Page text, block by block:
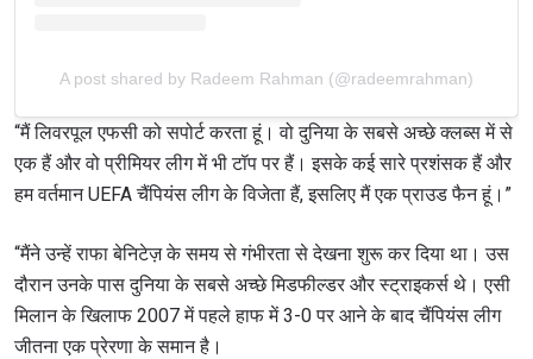
A post shared by Radeem Rahman (@radeemrahman)
“मैं लिवरपूल एफसी को सपोर्ट करता हूं। वो दुनिया के सबसे अच्छे क्लब्स में से
एक हैं और वो प्रीमियर लीग में भी टॉप पर हैं। इसके कई सारे प्रशंसक हैं और
हम वर्तमान UEFA चैंपियंस लीग के विजेता हैं, इसलिए मैं एक प्राउड फैन हूं।”
“मैंने उन्हें राफा बेनिटेज़ के समय से गंभीरता से देखना शुरू कर दिया था। उस
दौरान उनके पास दुनिया के सबसे अच्छे मिडफील्डर और स्ट्राइकर्स थे। एसी
मिलान के खिलाफ 2007 में पहले हाफ में 3-0 पर आने के बाद चैंपियंस लीग
जीतना एक प्रेरणा के समान है।